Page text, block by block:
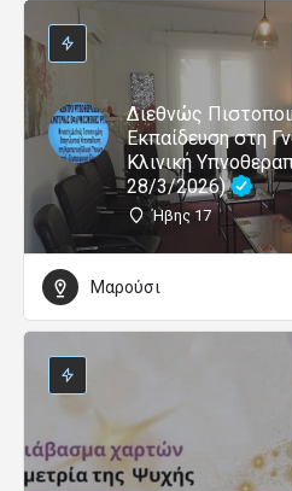
Διεθνώς
Εκπαίδευση στη
Κλινική
28/3/2026)
Ήβης 17
Μαρούσι